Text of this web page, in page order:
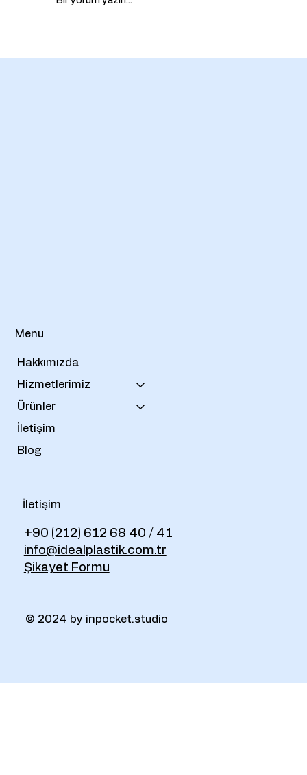
Menu
Hakkımızda
Hizmetlerimiz
Ürünler
İletişim
Blog
İletişim
+90 (212) 612 68 40 / 41
info@idealplastik.com.tr
Şikayet Formu
© 2024 by inpocket.studio